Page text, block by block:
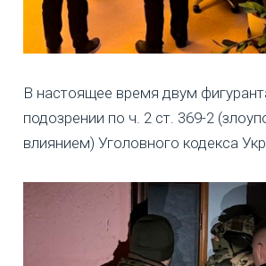
В настоящее время двум
подозрении по ч. 2 ст. 369-2
влиянием) Уголовного кодекса